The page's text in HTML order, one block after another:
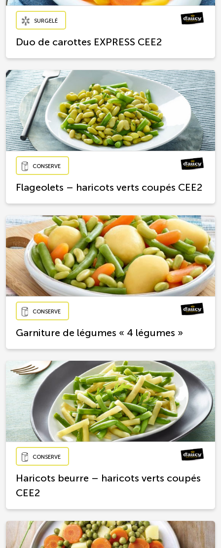
SURGELÉ
Duo de carottes EXPRESS CEE2
CONSERVE
Flageolets – haricots verts coupés CEE2
CONSERVE
Garniture de légumes « 4 légumes »
CONSERVE
Haricots beurre – haricots verts coupés
CEE2